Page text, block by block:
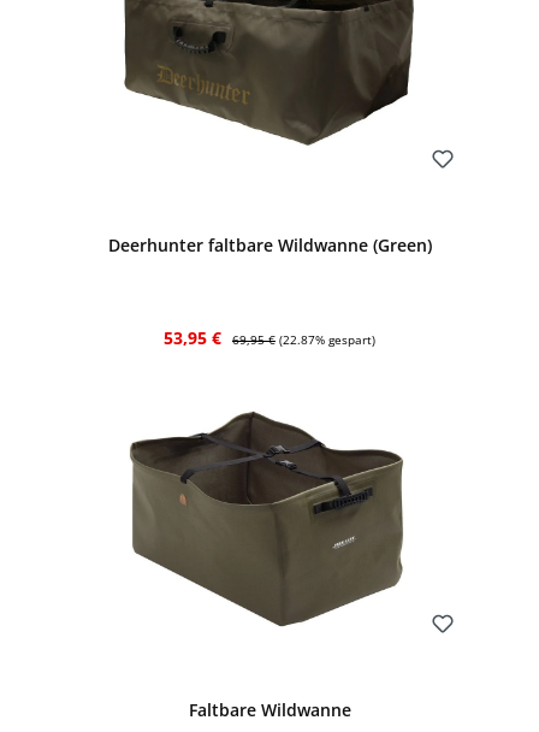
Deerhunter faltbare Wildwanne (Green)
Verkaufspreis:
53,95 € Regulärer Preis:
69,95 € (22.87% gespart)
Faltbare Wildwanne